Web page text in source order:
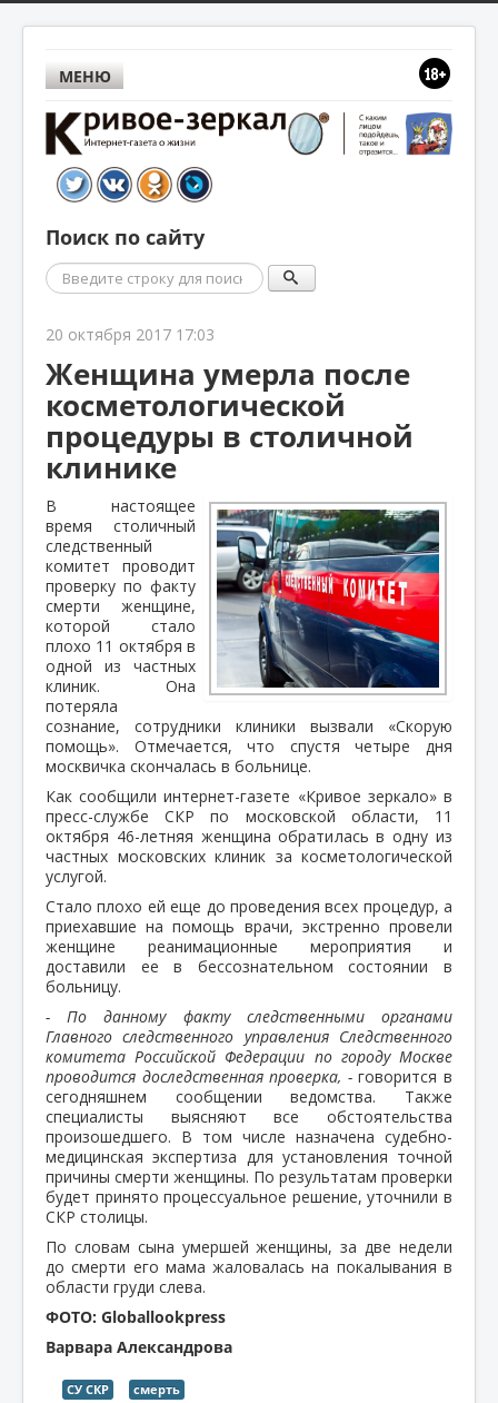
МЕНЮ
Поиск по сайту
Поиск
20 октября 2017 17:03
Женщина умерла после
косметологической
процедуры в столичной
клинике
В настоящее
время столичный
следственный
комитет проводит
проверку по факту
смерти женщине,
которой стало
плохо 11 октября в
одной из частных
клиник. Она
потеряла
сознание, сотрудники клиники вызвали «Скорую
помощь». Отмечается, что спустя четыре дня
москвичка скончалась в больнице.
Как сообщили интернет-газете «Кривое зеркало» в
пресс-службе СКР по московской области, 11
октября 46-летняя женщина обратилась в одну из
частных московских клиник за косметологической
услугой.
Стало плохо ей еще до проведения всех процедур, а
приехавшие на помощь врачи, экстренно провели
женщине реанимационные мероприятия и
доставили ее в бессознательном состоянии в
больницу.
- По данному факту следственными органами
Главного следственного управления Следственного
комитета Российской Федерации по городу Москве
проводится доследственная проверка, -говорится в
сегодняшнем сообщении ведомства. Также
специалисты выясняют все обстоятельства
произошедшего. В том числе назначена судебно-
медицинская экспертиза для установления точной
причины смерти женщины. По результатам проверки
будет принято процессуальное решение, уточнили в
СКР столицы.
По словам сына умершей женщины, за две недели
до смерти его мама жаловалась на покалывания в
области груди слева.
ФОТО: Globallookpress
Варвара Александрова
СУ СКР смерть